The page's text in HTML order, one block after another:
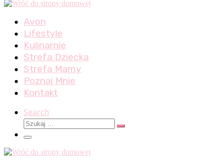
Avon
Lifestyle
Kulinarnie
Strefa Dziecka
Strefa Mamy
Poznaj Mnie
Kontakt
Search
Szukaj
Szukaj
Menu